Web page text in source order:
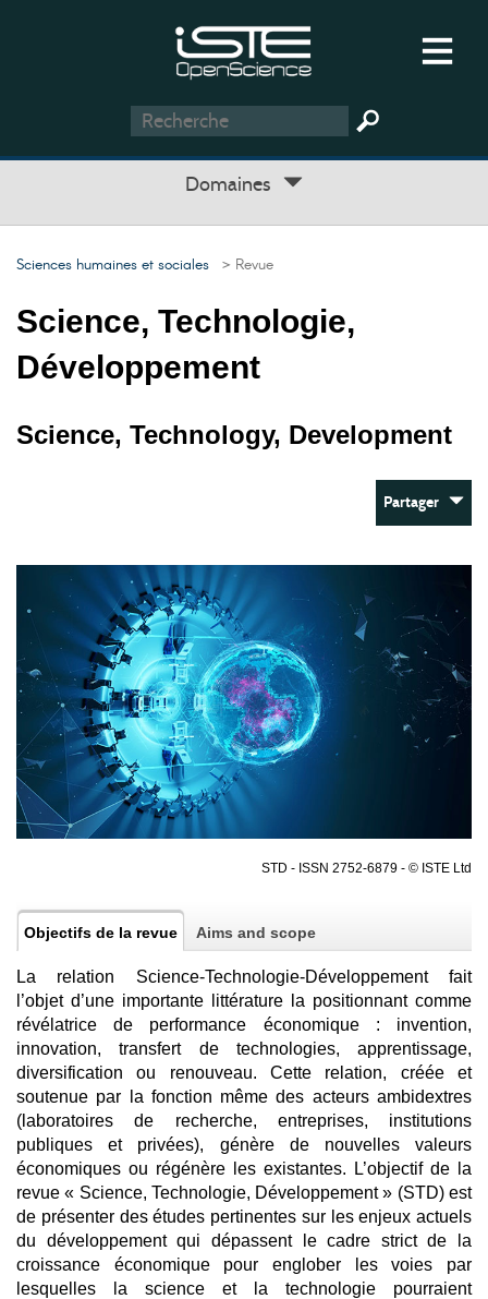
Domaines
Sciences humaines et sociales > Revue
Science, Technologie,
Développement
Science, Technology, Development
Partager
STD - ISSN 2752-6879 - © ISTE Ltd
Objectifs de la revue Aims and scope
La relation Science-Technologie-Développement fait
l’objet d’une importante littérature la positionnant comme
révélatrice de performance économique : invention,
innovation, transfert de technologies, apprentissage,
diversification ou renouveau. Cette relation, créée et
soutenue par la fonction même des acteurs ambidextres
(laboratoires de recherche, entreprises, institutions
publiques et privées), génère de nouvelles valeurs
économiques ou régénère les existantes. L’objectif de la
revue « Science, Technologie, Développement » (STD) est
de présenter des études pertinentes sur les enjeux actuels
du développement qui dépassent le cadre strict de la
croissance économique pour englober les voies par
lesquelles la science et la technologie pourraient